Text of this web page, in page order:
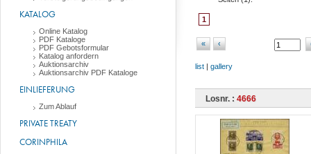
KATALOG
Online Katalog
PDF Kataloge
PDF Gebotsformular
Katalog anfordern
Auktionsarchiv
Auktionsarchiv PDF Kataloge
EINLIEFERUNG
Zum Ablauf
PRIVATE TREATY
CORINPHILA
1
« ‹
list | gallery
Losnr. : 4666